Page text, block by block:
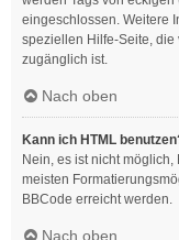
eingeschlossen. Weitere
speziellen Hilfe-Seite,
zugänglich ist.
Nach oben
Kann ich HTML
Nein, es ist nicht
meisten
BBCode erreicht werden.
Nach oben